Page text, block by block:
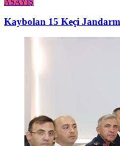
ASAYİŞ
Kaybolan 15 Keçi